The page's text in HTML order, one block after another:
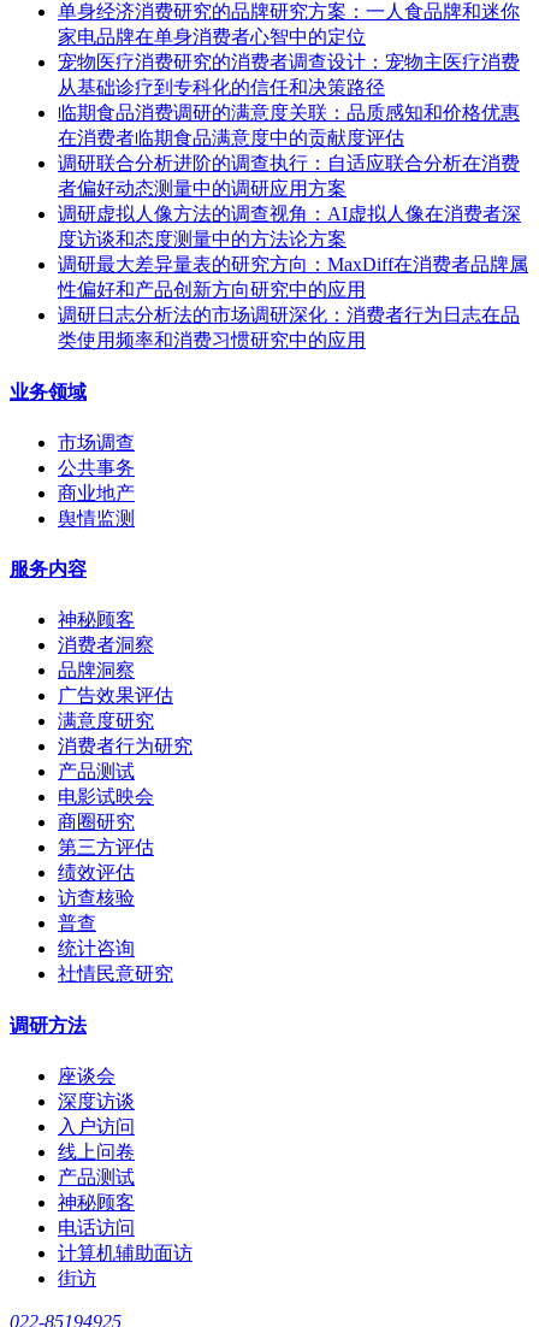
单身经济消费研究的品牌研究方案：一人食品牌和迷你
家电品牌在单身消费者心智中的定位
宠物医疗消费研究的消费者调查设计：宠物主医疗消费
从基础诊疗到专科化的信任和决策路径
临期食品消费调研的满意度关联：品质感知和价格优惠
在消费者临期食品满意度中的贡献度评估
调研联合分析进阶的调查执行：自适应联合分析在消费
者偏好动态测量中的调研应用方案
调研虚拟人像方法的调查视角：AI虚拟人像在消费者深
度访谈和态度测量中的方法论方案
调研最大差异量表的研究方向：MaxDiff在消费者品牌属
性偏好和产品创新方向研究中的应用
调研日志分析法的市场调研深化：消费者行为日志在品
类使用频率和消费习惯研究中的应用
业务领域
市场调查
公共事务
商业地产
舆情监测
服务内容
神秘顾客
消费者洞察
品牌洞察
广告效果评估
满意度研究
消费者行为研究
产品测试
电影试映会
商圈研究
第三方评估
绩效评估
访查核验
普查
统计咨询
社情民意研究
调研方法
座谈会
深度访谈
入户访问
线上问卷
产品测试
神秘顾客
电话访问
计算机辅助面访
街访
022-85194925